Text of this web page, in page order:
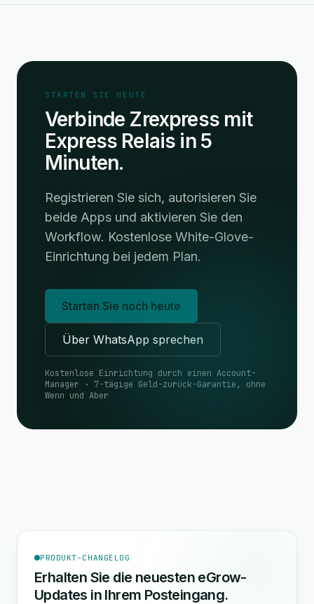
STARTEN SIE HEUTE
Verbinde Zrexpress mit
Express Relais in 5
Minuten.
Registrieren Sie sich, autorisieren Sie
beide Apps und aktivieren Sie den
Workflow. Kostenlose White-Glove-
Einrichtung bei jedem Plan.
Starten Sie noch heute
Über WhatsApp sprechen
Kostenlose Einrichtung durch einen Account-
Manager · 7-tägige Geld-zurück-Garantie, ohne
Wenn und Aber
PRODUKT-CHANGELOG
Erhalten Sie die neuesten eGrow-
Updates in Ihrem Posteingang.